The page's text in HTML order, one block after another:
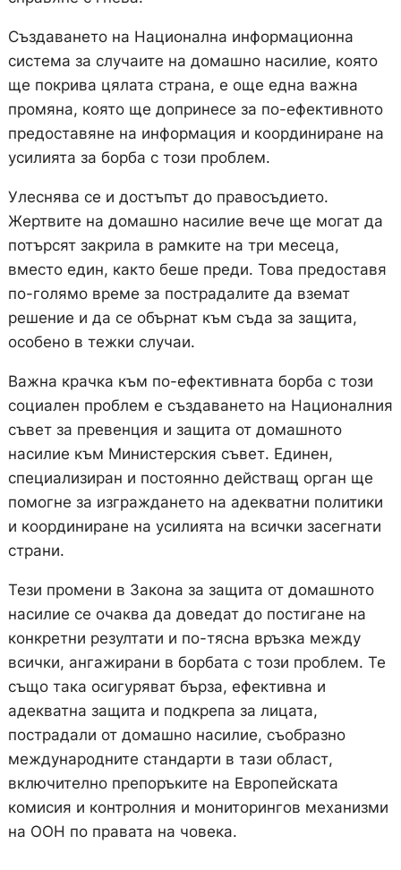
Създаването на Национална информационна
система за случаите на домашно насилие, която
ще покрива цялата страна, е още една важна
промяна, която ще допринесе за по-ефективното
предоставяне на информация и координиране на
усилията за борба с този проблем.
Улеснява се и достъпът до правосъдието.
Жертвите на домашно насилие вече ще могат да
потърсят закрила в рамките на три месеца,
вместо един, както беше преди. Това предоставя
по-голямо време за пострадалите да вземат
решение и да се обърнат към съда за защита,
особено в тежки случаи.
Важна крачка към по-ефективната борба с този
социален проблем е създаването на Националния
съвет за превенция и защита от домашното
насилие към Министерския съвет. Единен,
специализиран и постоянно действащ орган ще
помогне за изграждането на адекватни политики
и координиране на усилията на всички засегнати
страни.
Тези промени в Закона за защита от домашното
насилие се очаква да доведат до постигане на
конкретни резултати и по-тясна връзка между
всички, ангажирани в борбата с този проблем. Те
също така осигуряват бърза, ефективна и
адекватна защита и подкрепа за лицата,
пострадали от домашно насилие, съобразно
международните стандарти в тази област,
включително препоръките на Европейската
комисия и контролния и мониторингов механизми
на ООН по правата на човека.